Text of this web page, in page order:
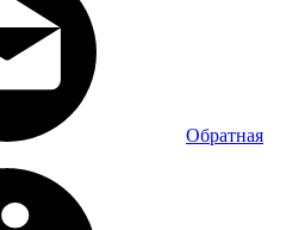
Обратная